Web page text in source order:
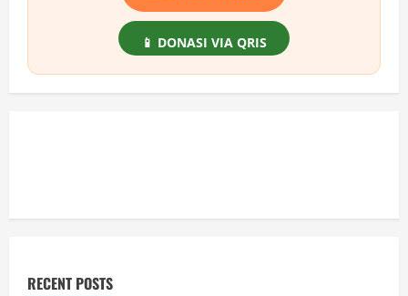
📱 DONASI VIA QRIS
RECENT POSTS